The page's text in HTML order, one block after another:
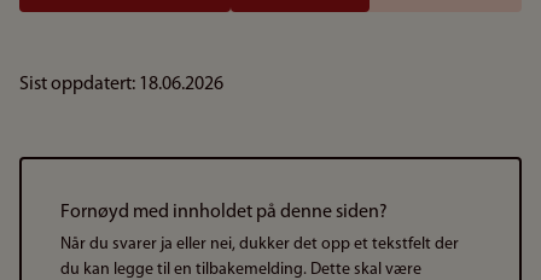
Sist oppdatert: 18.06.2026
Fornøyd med innholdet på denne siden?
Når du svarer ja eller nei, dukker det opp et tekstfelt der
du kan legge til en tilbakemelding. Dette skal være